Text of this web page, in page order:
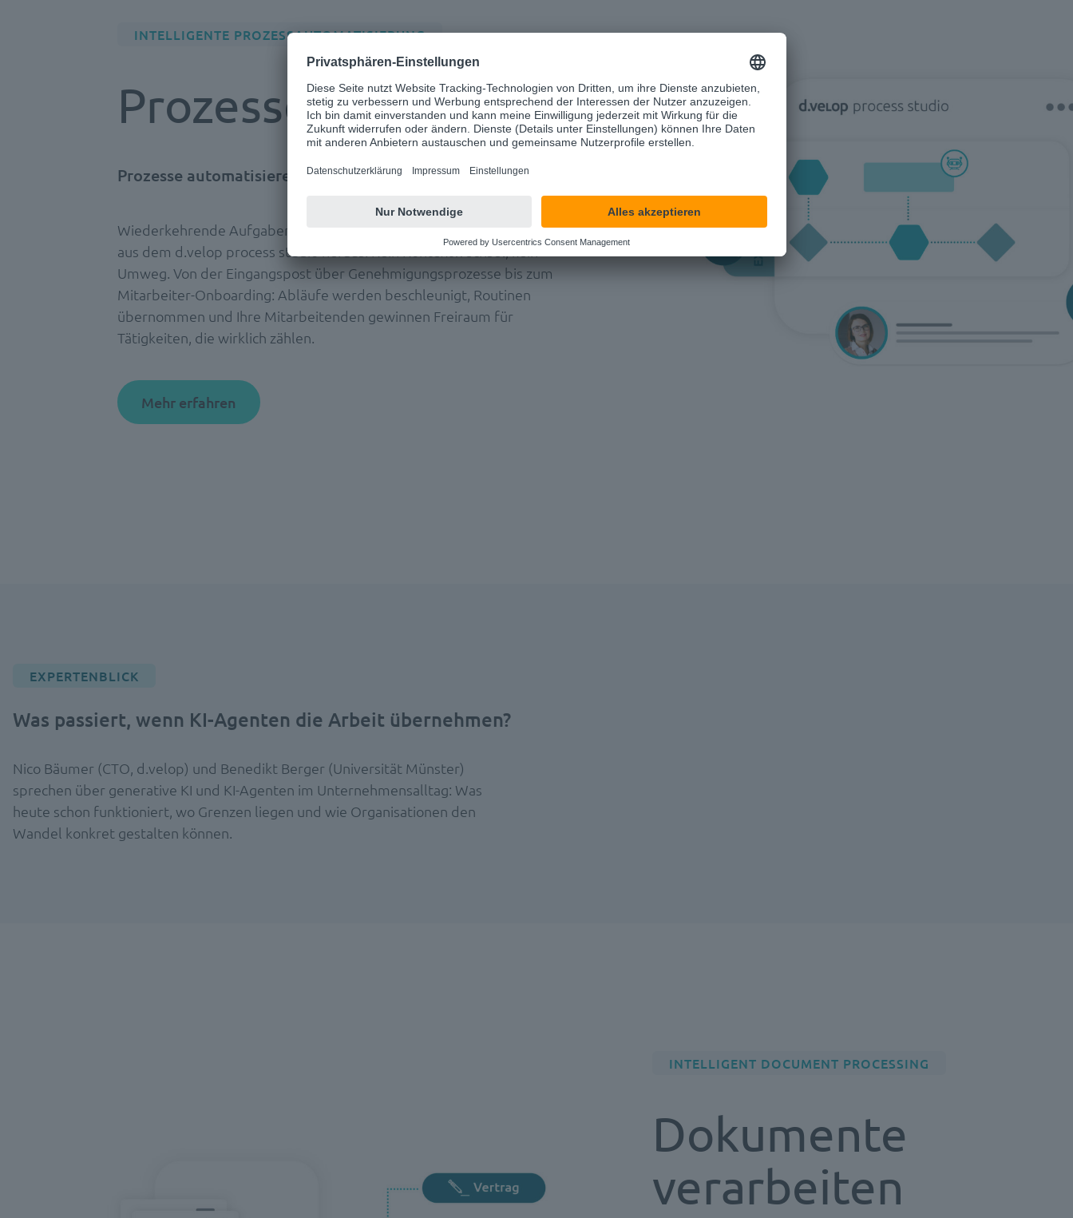
INTELLIGENTE PROZESSAUTOMATISIERUNG
Prozesse steuern
Prozesse automatisieren, direkt in Ihrer Arbeitsumgebung.
Wiederkehrende Aufgaben delegieren Sie per Prompt an die KI, direkt
aus dem d.velop process studio heraus. Kein Kontextwechsel, kein
Umweg. Von der Eingangspost über Genehmigungsprozesse bis zum
Mitarbeiter-Onboarding: Abläufe werden beschleunigt, Routinen
übernommen und Ihre Mitarbeitenden gewinnen Freiraum für
Tätigkeiten, die wirklich zählen.
Mehr erfahren
EXPERTENBLICK
Was passiert, wenn KI-Agenten die Arbeit übernehmen?
Nico Bäumer (CTO, d.velop) und Benedikt Berger (Universität Münster)
sprechen über generative KI und KI-Agenten im Unternehmensalltag: Was
heute schon funktioniert, wo Grenzen liegen und wie Organisationen den
Wandel konkret gestalten können.
INTELLIGENT DOCUMENT PROCESSING
Dokumente
verarbeiten